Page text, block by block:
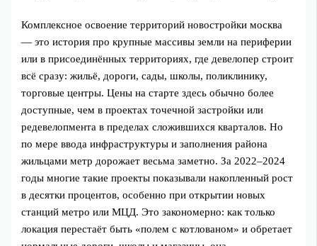
Комплексное освоение территорий новостройки москва
— это история про крупные массивы земли на периферии
или в присоединённых территориях, где девелопер строит
всё сразу: жильё, дороги, сады, школы, поликлинику,
торговые центры. Цены на старте здесь обычно более
доступные, чем в проектах точечной застройки или
редевелопмента в пределах сложившихся кварталов. Но
по мере ввода инфраструктуры и заполнения района
жильцами метр дорожает весьма заметно. За 2022–2024
годы многие такие проекты показывали накопленный рост
в десятки процентов, особенно при открытии новых
станций метро или МЦД. Это закономерно: как только
локация перестаёт быть «полем с котлованом» и обретает